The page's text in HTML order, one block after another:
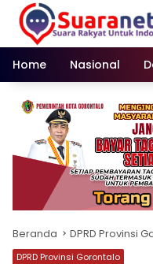
Langsung
konten
Home
Nasional
Beranda DPRD Provinsi
DPRD Provinsi Gorontalo